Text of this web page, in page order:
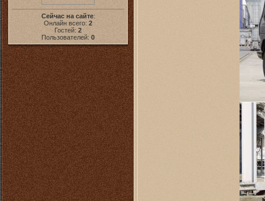
Сейчас на сайте:
Онлайн всего: 2
Гостей: 2
Пользователей: 0